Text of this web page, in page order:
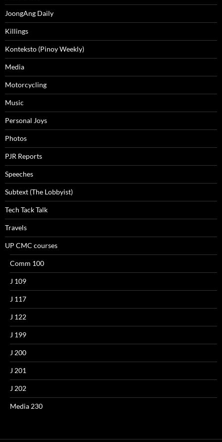
JoongAng Daily
Killings
Konteksto (Pinoy Weekly)
Media
Motorcycling
Music
Personal Joys
Photos
PJR Reports
Speeches
Subtext (The Lobbyist)
Tech Tack Talk
Travels
UP CMC courses
Comm 100
J 109
J 117
J 122
J 199
J 200
J 201
J 202
Media 230